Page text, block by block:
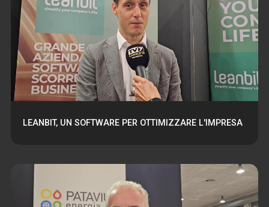
LEANBIT, UN SOFTWARE PER OTTIMIZZARE L'IMPRESA